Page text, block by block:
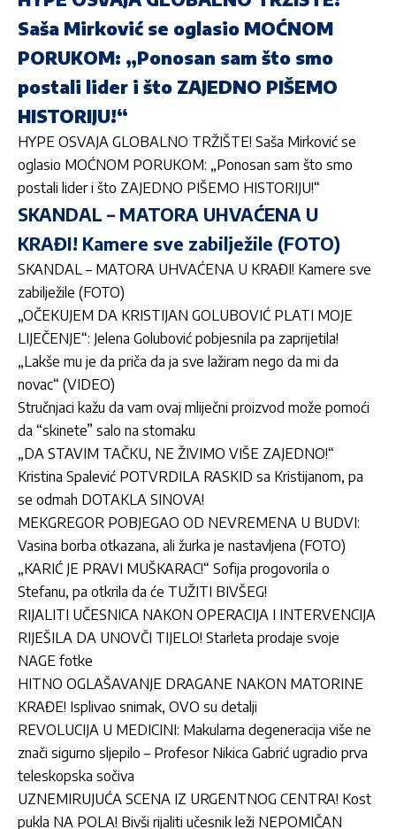
Saša Mirković se oglasio MOĆNOM
PORUKOM: „Ponosan sam što smo
postali lider i što ZAJEDNO PIŠEMO
HISTORIJU!“
HYPE OSVAJA GLOBALNO TRŽIŠTE! Saša Mirković se
oglasio MOĆNOM PORUKOM: „Ponosan sam što smo
postali lider i što ZAJEDNO PIŠEMO HISTORIJU!“
SKANDAL – MATORA UHVAĆENA U
KRAĐI! Kamere sve zabilježile (FOTO)
SKANDAL – MATORA UHVAĆENA U KRAĐI! Kamere sve
zabilježile (FOTO)
„OČEKUJEM DA KRISTIJAN GOLUBOVIĆ PLATI MOJE
LIJEČENJE“: Jelena Golubović pobjesnila pa zaprijetila!
„Lakše mu je da priča da ja sve lažiram nego da mi da
novac“ (VIDEO)
Stručnjaci kažu da vam ovaj mliječni proizvod može pomoći
da “skinete” salo na stomaku
„DA STAVIM TAČKU, NE ŽIVIMO VIŠE ZAJEDNO!“
Kristina Spalević POTVRDILA RASKID sa Kristijanom, pa
se odmah DOTAKLA SINOVA!
MEKGREGOR POBJEGAO OD NEVREMENA U BUDVI:
Vasina borba otkazana, ali žurka je nastavljena (FOTO)
„KARIĆ JE PRAVI MUŠKARAC!“ Sofija progovorila o
Stefanu, pa otkrila da će TUŽITI BIVŠEG!
RIJALITI UČESNICA NAKON OPERACIJA I INTERVENCIJA
RIJEŠILA DA UNOVČI TIJELO! Starleta prodaje svoje
NAGE fotke
HITNO OGLAŠAVANJE DRAGANE NAKON MATORINE
KRAĐE! Isplivao snimak, OVO su detalji
REVOLUCIJA U MEDICINI: Makularna degeneracija više ne
znači sigurno sljepilo – Profesor Nikica Gabrić ugradio prva
teleskopska sočiva
UZNEMIRUJUĆA SCENA IZ URGENTNOG CENTRA! Kost
pukla NA POLA! Bivši rijaliti učesnik leži NEPOMIČAN